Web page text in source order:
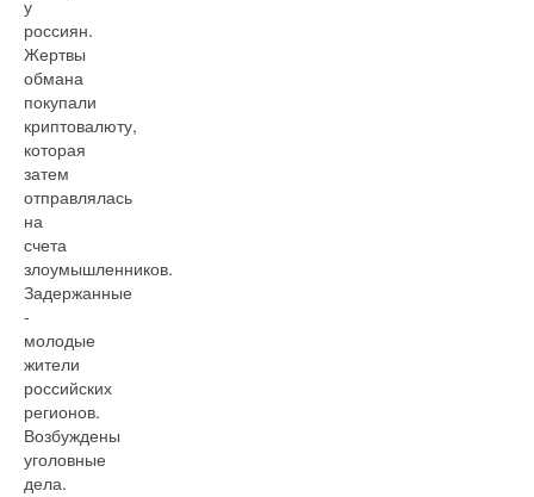
у
россиян.
Жертвы
обмана
покупали
криптовалюту,
которая
затем
отправлялась
на
счета
злоумышленников.
Задержанные
-
молодые
жители
российских
регионов.
Возбуждены
уголовные
дела.